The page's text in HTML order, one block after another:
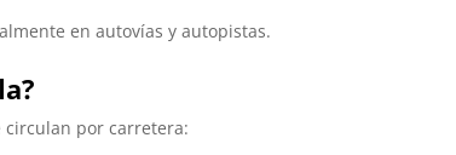
en autovías y autopistas.
circulan por carretera: